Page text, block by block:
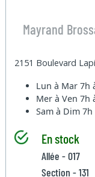
Mayrand
2151 Boulevard
Lun à Mar7h
Mer à Ven7h
Sam à Dim7h
En stock
Allée - 017
Section - 131